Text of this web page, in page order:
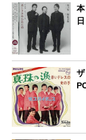
日